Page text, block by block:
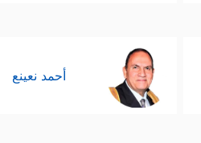
أحمد نعينع